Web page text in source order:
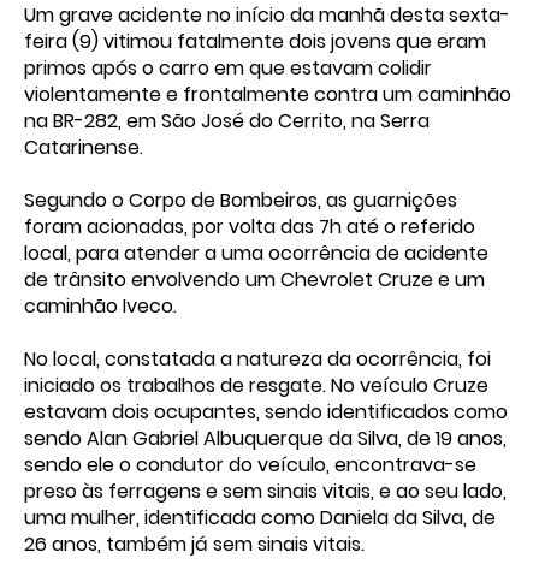
Um grave acidente no início da manhã desta sexta-
feira (9) vitimou fatalmente dois jovens que eram
primos após o carro em que estavam colidir
violentamente e frontalmente contra um caminhão
na BR-282, em São José do Cerrito, na Serra
Catarinense.
Segundo o Corpo de Bombeiros, as guarnições
foram acionadas, por volta das 7h até o referido
local, para atender a uma ocorrência de acidente
de trânsito envolvendo um Chevrolet Cruze e um
caminhão Iveco.
No local, constatada a natureza da ocorrência, foi
iniciado os trabalhos de resgate. No veículo Cruze
estavam dois ocupantes, sendo identificados como
sendo Alan Gabriel Albuquerque da Silva, de 19 anos,
sendo ele o condutor do veículo, encontrava-se
preso às ferragens e sem sinais vitais, e ao seu lado,
uma mulher, identificada como Daniela da Silva, de
26 anos, também já sem sinais vitais.